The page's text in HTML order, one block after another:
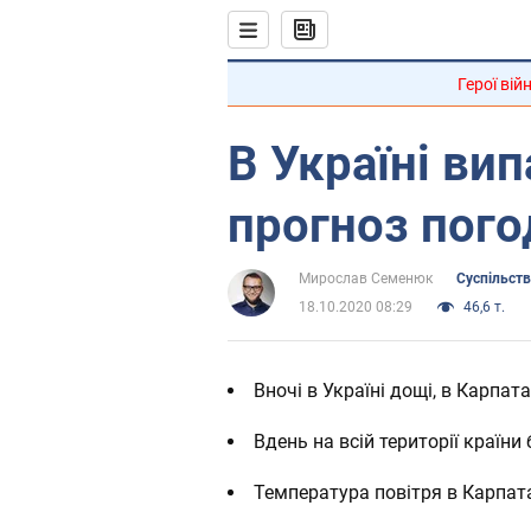
Герої
В Україні
прогноз
Мирослав Семенюк
18.10.2020 08:29
46,6 т.
Вночі в Україні дощі, в
Вдень на всій території країни
Температура повітря в